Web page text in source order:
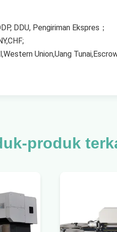
DDU, Pengiriman Ekspres；
Union,Uang
produk